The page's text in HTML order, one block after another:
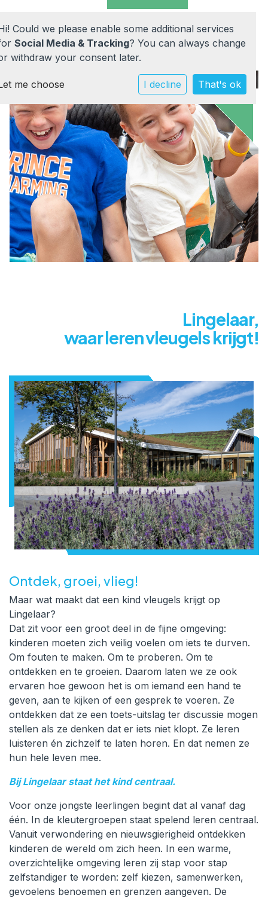
Home
Onze school
Praktische info
Werken bij
Documenten
Contact
Lingelaar,
waar leren vleugels krijgt!
Ontdek, groei, vlieg!
Maar wat maakt dat een kind vleugels krijgt op
Lingelaar?
Dat zit voor een groot deel in de fijne omgeving:
kinderen moeten zich veilig voelen om iets te durven.
Om fouten te maken. Om te proberen. Om te
ontdekken en te groeien. Daarom laten we ze ook
ervaren hoe gewoon het is om iemand een hand te
geven, aan te kijken of een gesprek te voeren. Ze
ontdekken dat ze een toets-uitslag ter discussie mogen
stellen als ze denken dat er iets niet klopt. Ze leren
luisteren én zichzelf te laten horen. En dat nemen ze
hun hele leven mee.
Bij Lingelaar staat het kind centraal.
Voor onze jongste leerlingen begint dat al vanaf dag
één. In de kleutergroepen staat spelend leren centraal.
Vanuit verwondering en nieuwsgierigheid ontdekken
kinderen de wereld om zich heen. In een warme,
overzichtelijke omgeving leren zij stap voor stap
zelfstandiger te worden: zelf kiezen, samenwerken,
gevoelens benoemen en grenzen aangeven. De
Could we please enable some additional services
Social Media & Tracking? You can always change
withdraw your consent later.
me choose I decline That's ok